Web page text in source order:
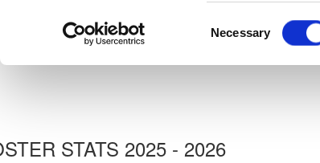
Necessary
STATS 2025 - 2026